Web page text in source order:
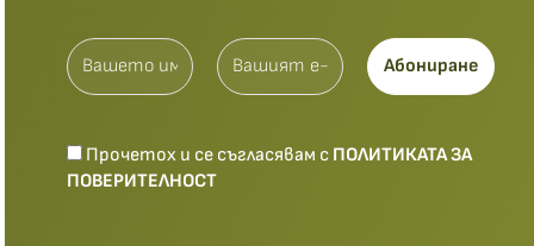
Прочетох и се съгласявам с ПОЛИТИКАТА ЗА
ПОВЕРИТЕЛНОСТ